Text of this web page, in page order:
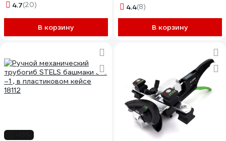
4.7(20)
В корзину
4.4(8)
В корзину